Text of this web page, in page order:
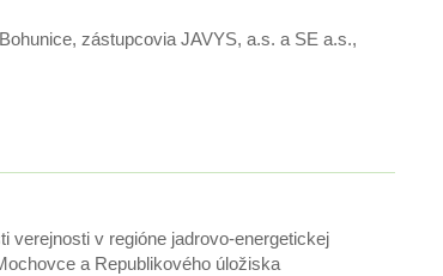
zástupcovia JAVYS, a.s. a SE a.s.,
verejnosti v regióne jadrovo-energetickej
a Republikového úložiska